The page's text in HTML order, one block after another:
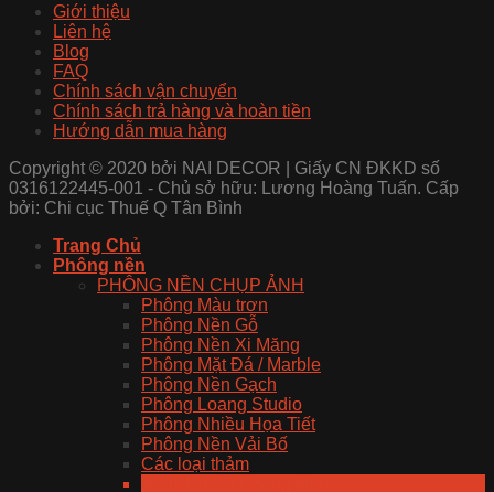
Giới thiệu
Liên hệ
Blog
FAQ
Chính sách vận chuyển
Chính sách trả hàng và hoàn tiền
Hướng dẫn mua hàng
Copyright © 2020 bởi NAI DECOR | Giấy CN ĐKKD số
0316122445-001 - Chủ sở hữu: Lương Hoàng Tuấn. Cấp
bởi: Chi cục Thuế Q Tân Bình
Trang Chủ
Phông nền
PHÔNG NỀN CHỤP ẢNH
Phông Màu trơn
Phông Nền Gỗ
Phông Nền Xi Măng
Phông Mặt Đá / Marble
Phông Nền Gạch
Phông Loang Studio
Phông Nhiều Họa Tiết
Phông Nền Vải Bố
Các loại thảm